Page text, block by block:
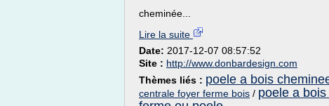
cheminée...
Lire la suite
Date: 2017-12-07 08:57:52
Site : http://www.donbardesign.com
Thèmes liés : poele a bois
centrale foyer ferme bois / poele a